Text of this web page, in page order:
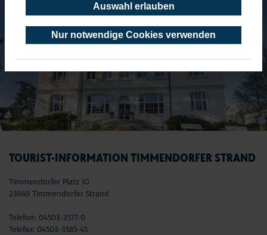
Auswahl erlauben
Nur notwendige Cookies verwenden
TOURIST-INFORMATION TIMMENDORFER STRAND
Timmendorfer Platz 10
23669 Timmendorfer Strand
Telefon: 04503-3577-0
Telefax: 04503-3585-45